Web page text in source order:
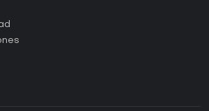
Key de Steam?
Key de Epic Games?
Key de GOG?
Key de Ubisoft Connect?